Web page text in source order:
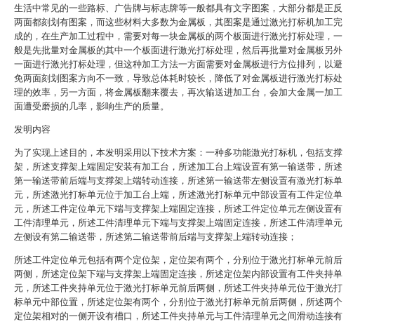
生活中常见的一些路标、广告牌与标志牌等一般都具有文字图案，大部分都是正反
两面都刻划有图案，而这些材料大多数为金属板，其图案是通过激光打标机加工完
成的，在生产加工过程中，需要对每一块金属板的两个板面进行激光打标处理，一
般是先批量对金属板的其中一个板面进行激光打标处理，然后再批量对金属板另外
一面进行激光打标处理，但这种加工方法一方面需要对金属板进行方位排列，以避
免两面刻划图案方向不一致，导致总体耗时较长，降低了对金属板进行激光打标处
理的效率，另一方面，将金属板翻来覆去，再次输送进加工台，会加大金属一加工
面遭受磨损的几率，影响生产的质量。
发明内容
为了实现上述目的，本发明采用以下技术方案：一种多功能激光打标机，包括支撑
架，所述支撑架上端固定安装有加工台，所述加工台上端设置有第一输送带，所述
第一输送带前后端与支撑架上端转动连接，所述第一输送带左侧设置有激光打标单
元，所述激光打标单元位于加工台上端，所述激光打标单元中部设置有工件定位单
元，所述工件定位单元下端与支撑架上端固定连接，所述工件定位单元左侧设置有
工件清理单元，所述工件清理单元下端与支撑架上端固定连接，所述工件清理单元
左侧设有第二输送带，所述第二输送带前后端与支撑架上端转动连接；
所述工件定位单元包括有两个定位架，定位架有两个，分别位于激光打标单元前后
两侧，所述定位架下端与支撑架上端固定连接，所述定位架内部设置有工件夹持单
元，所述工件夹持单元位于激光打标单元前后两侧，所述工件夹持单元位于激光打
标单元中部位置，所述定位架有两个，分别位于激光打标单元前后两侧，所述两个
定位架相对的一侧开设有槽口，所述工件夹持单元与工件清理单元之间滑动连接有